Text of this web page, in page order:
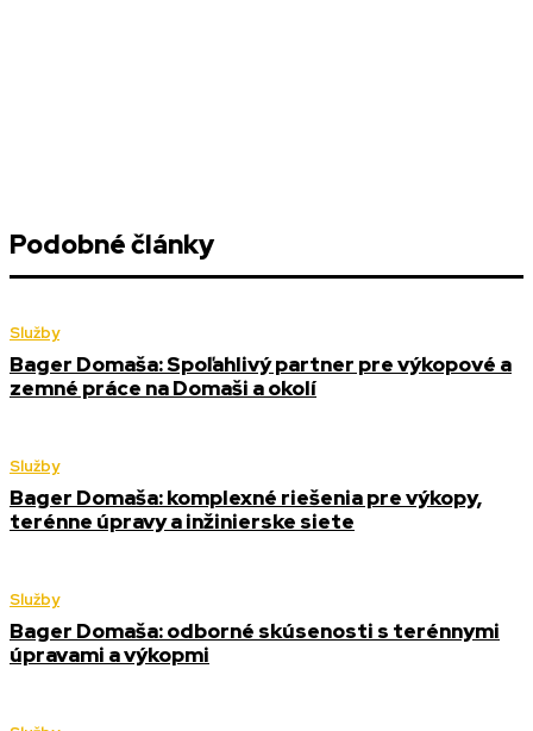
Podobné články
Služby
Bager Domaša: Spoľahlivý partner pre výkopové a
zemné práce na Domaši a okolí
Služby
Bager Domaša: komplexné riešenia pre výkopy,
terénne úpravy a inžinierske siete
Služby
Bager Domaša: odborné skúsenosti s terénnymi
úpravami a výkopmi